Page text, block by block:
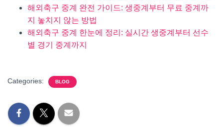
해외축구 중계 완전 가이드: 생중계부터 무료 중계까
지 놓치지 않는 방법
해외축구 중계 한눈에 정리: 실시간 생중계부터 선수
별 경기 중계까지
Categories: BLOG